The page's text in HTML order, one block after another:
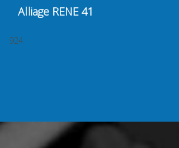
Alliage RENE 41
924